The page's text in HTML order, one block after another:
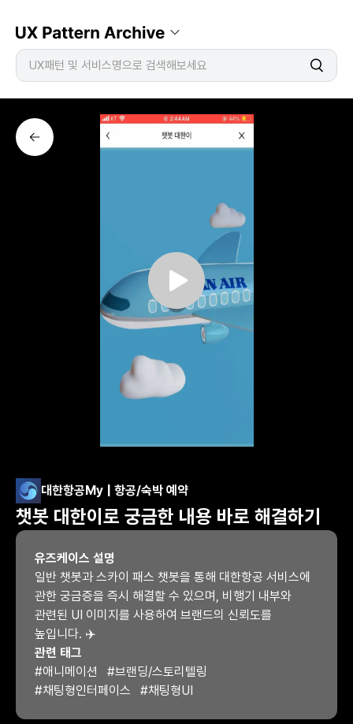
대한항공My | 항공/숙박 예약
챗봇 대한이로 궁금한 내용 바로 해결하기
유즈케이스 설명
일반 챗봇과 스카이 패스 챗봇을 통해 대한항공 서비스에
관한 궁금증을 즉시 해결할 수 있으며, 비행기 내부와
관련된 UI 이미지를 사용하여 브랜드의 신뢰도를
높입니다. ✈️
관련 태그
#애니메이션 #브랜딩/스토리텔링
#채팅형인터페이스 #채팅형UI